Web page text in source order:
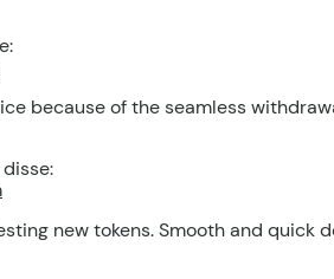
because of the seamless
disse:
new tokens. Smooth and quick